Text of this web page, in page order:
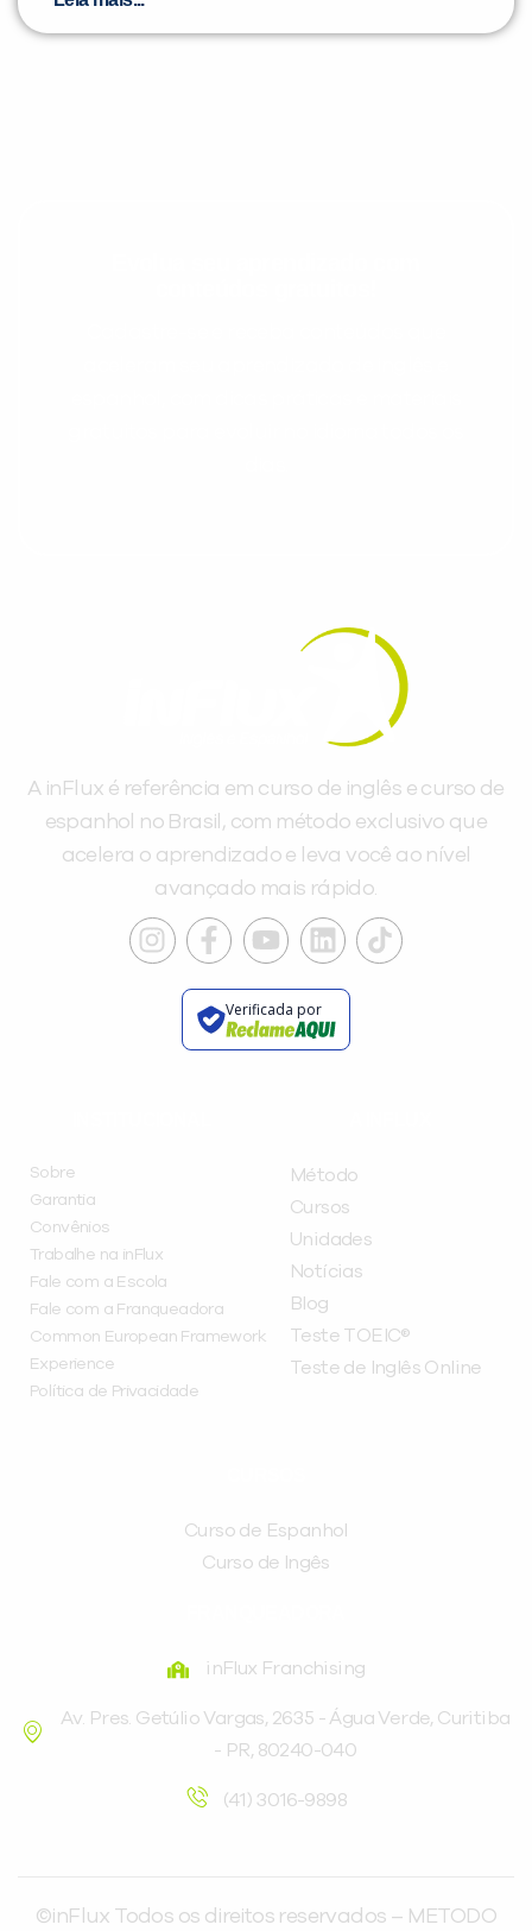
A inFlux é referência em curso de inglês e curso de
espanhol no Brasil, com método exclusivo que
acelera o aprendizado e leva você ao nível
avançado mais rápido.
Verificada por
Sobre
Garantia
Convênios
Trabalhe na inFlux
Fale com a Escola
Fale com a Franqueadora
Common European Framework
Experience
Política de Privacidade
Método
Cursos
Unidades
Notícias
Blog
Teste TOEIC®
Teste de Inglês Online
Curso de Espanhol
Curso de Ingês
inFlux Franchising
Av. Pres. Getúlio Vargas, 2635 - Água Verde, Curitiba
- PR, 80240-040
(41) 3016-9898
©inFlux Todos os direitos reservados – METODO